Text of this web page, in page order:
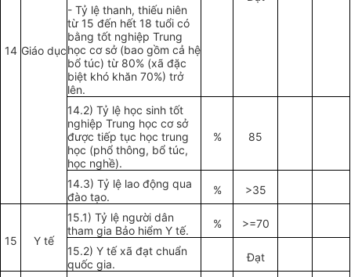
14 Giáo dục
- Tỷ lệ thanh, thiếu niên
từ 15 đến hết 18 tuổi có
bằng tốt nghiệp Trung
học cơ sở (bao gồm cả hệ
bổ túc) từ 80% (xã đặc
biệt khó khăn 70%) trở
lên.
14.2) Tỷ lệ học sinh tốt
nghiệp Trung học cơ sở
được tiếp tục học trung
học (phổ thông, bổ túc,
học nghề).
% 85
14.3) Tỷ lệ lao động qua
đào tạo.
% >35
15 Y tế
15.1) Tỷ lệ người dân
tham gia Bảo hiểm Y tế.
% >=70
15.2) Y tế xã đạt chuẩn
quốc gia.
Đạt